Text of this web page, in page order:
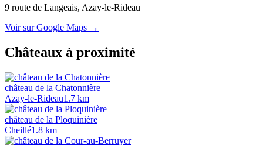
9 route de Langeais, Azay-le-Rideau
Voir sur Google Maps →
Châteaux à proximité
château de la Chatonnière
Azay-le-Rideau1.7 km
château de la Ploquinière
Cheillé1.8 km